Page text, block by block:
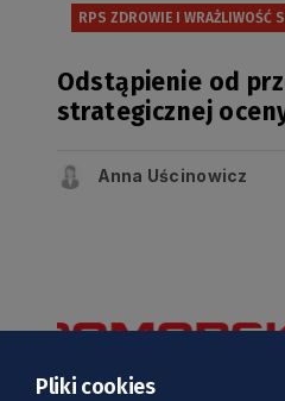
RPS ZDROWIE I WRAŻLIWOŚĆ
Odstąpienie od
strategicznej
projektu zmiany
Anna Uścinowicz
Pliki cookies